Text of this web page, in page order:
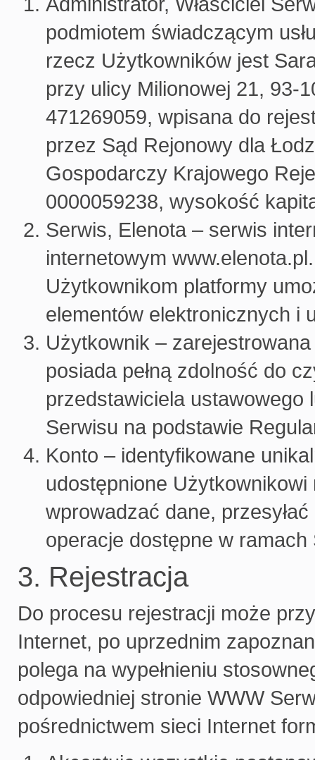
podmiotem świadczącym
rzecz Użytkowników jest
przy ulicy Milionowej 21, 93-
471269059, wpisana do
przez Sąd Rejonowy dla
Gospodarczy Krajowego
0000059238, wysokość
Serwis, Elenota – serwis
internetowym
Użytkownikom platformy
elementów elektronicznych i
Użytkownik –
posiada pełną zdolność do
przedstawiciela
Serwisu na podstawie
Konto – identyfikowane
udostępnione
wprowadzać dane,
operacje dostępne w ramach
3. Rejestracja
Do procesu rejestracji może
Internet, po uprzednim
polega na wypełnieniu
odpowiedniej stronie WWW
pośrednictwem sieci Internet